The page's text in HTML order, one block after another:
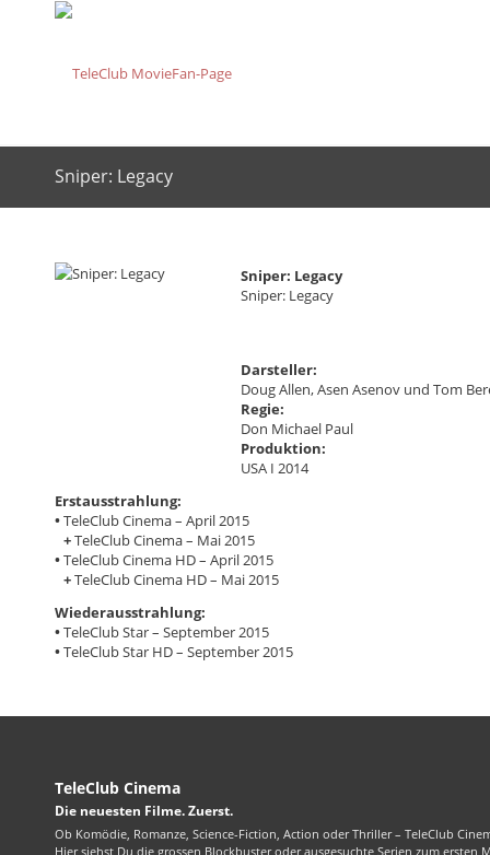
Sniper: Legacy
Sniper: Legacy
Sniper: Legacy
Darsteller:
Doug Allen, Asen Asenov und Tom
Regie:
Don Michael Paul
Produktion:
USA I 2014
Erstausstrahlung:
•TeleClub Cinema – April 2015
+TeleClub Cinema – Mai 2015
•TeleClub Cinema HD – April 2015
+TeleClub Cinema HD – Mai 2015
Wiederausstrahlung:
•TeleClub Star – September 2015
•TeleClub Star HD – September 2015
TeleClub Cinema
Die neuesten Filme. Zuerst.
Ob Komödie, Romanze, Science-Fiction, Action oder Thriller – TeleClub
Hier siehst Du die grossen Blockbuster oder ausgesuchte Serien zum ersten